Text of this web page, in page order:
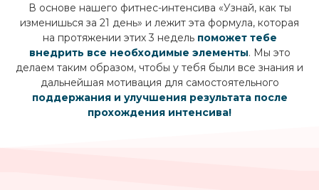
В основе нашего фитнес-интенсива «Узнай, как ты
изменишься за 21 день» и лежит эта формула, которая
на протяжении этих 3 недель поможет тебе
внедрить все необходимые элементы. Мы это
делаем таким образом, чтобы у тебя были все знания и
дальнейшая мотивация для самостоятельного
поддержания и улучшения результата после
прохождения интенсива!